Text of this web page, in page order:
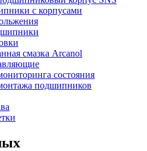
с корпусами
смазка Arcanol
состояния
подшипников